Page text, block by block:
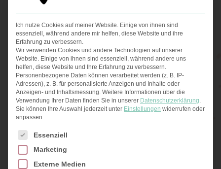
Ayurveda Grillkochkurs
Lebe im Einklang mit der
Natur
Jahreszeiten-Kalender
Lebe im Einklang mit der Natur, mit dem
Ayurveda Jahreszeitenkalender.
Ich nutze Cookies auf meiner Website. Einige von ihnen sind
essenziell, während andere mir helfen, diese Website und ihre
Erfahrung zu verbessern.
Wir verwenden Cookies und andere Technologien auf unserer
Website. Einige von ihnen sind essenziell, während andere uns
helfen, diese Website und Ihre Erfahrung zu verbessern.
Personenbezogene Daten können verarbeitet werden (z. B. IP-
Adressen), z. B. für personalisierte Anzeigen und Inhalte oder
Anzeigen- und Inhaltsmessung. Weitere Informationen über die
Verwendung Ihrer Daten finden Sie in unserer Datenschutzerklärung
Sie können Ihre Auswahl jederzeit unter Einstellungen widerrufen oder
anpassen.
Es folgt eine Liste der Service-Gruppen, für die eine
Essenziell
Marketing
Externe Medien